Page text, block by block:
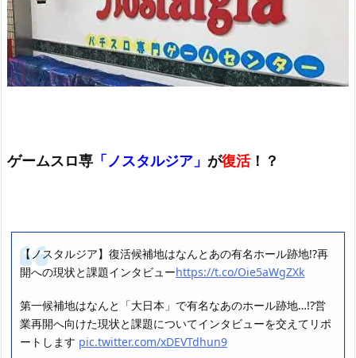
ゲームスロ専 「ノスタルジア」 が復活！？
【ノスタルジア】復活候補地はなんとあの有名ホール跡地!?再
開への現状と課題インタビューhttps://t.co/Oie5aWgZXk
第一候補地はなんと「大日本」で有名なあのホール跡地…!?営
業再開へ向けた現状と課題についてインタビューを交えてリポ
ートします pic.twitter.com/xDEVTdhun9